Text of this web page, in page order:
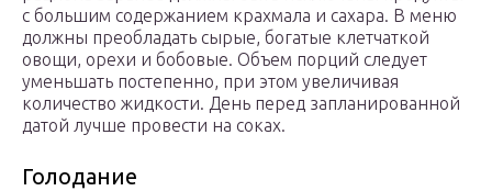
с большим содержанием крахмала и сахара. В меню
должны преобладать сырые, богатые клетчаткой
овощи, орехи и бобовые. Объем порций следует
уменьшать постепенно, при этом увеличивая
количество жидкости. День перед запланированной
датой лучше провести на соках.
Голодание